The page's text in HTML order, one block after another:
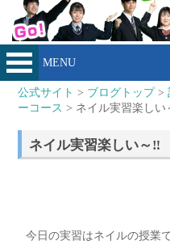
MENU
公式サイト > ブログトップ>
ーコース > ネイル実習楽しい
ネイル実習楽しい～‼
今日の実習はネイルの授業